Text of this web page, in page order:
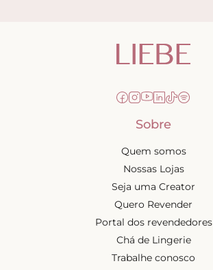
Sobre
Quem somos
Nossas Lojas
Seja uma Creator
Quero Revender
Portal dos revendedores
Chá de Lingerie
Trabalhe conosco